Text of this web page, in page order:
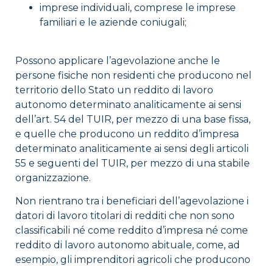
imprese individuali, comprese le imprese
familiari e le aziende coniugali;
Possono applicare l’agevolazione anche le
persone fisiche non residenti che producono nel
territorio dello Stato un reddito di lavoro
autonomo determinato analiticamente ai sensi
dell’art. 54 del TUIR, per mezzo di una base fissa,
e quelle che producono un reddito d’impresa
determinato analiticamente ai sensi degli articoli
55 e seguenti del TUIR, per mezzo di una stabile
organizzazione.
Non rientrano tra i beneficiari dell’agevolazione i
datori di lavoro titolari di redditi che non sono
classificabili né come reddito d’impresa né come
reddito di lavoro autonomo abituale, come, ad
esempio, gli imprenditori agricoli che producono